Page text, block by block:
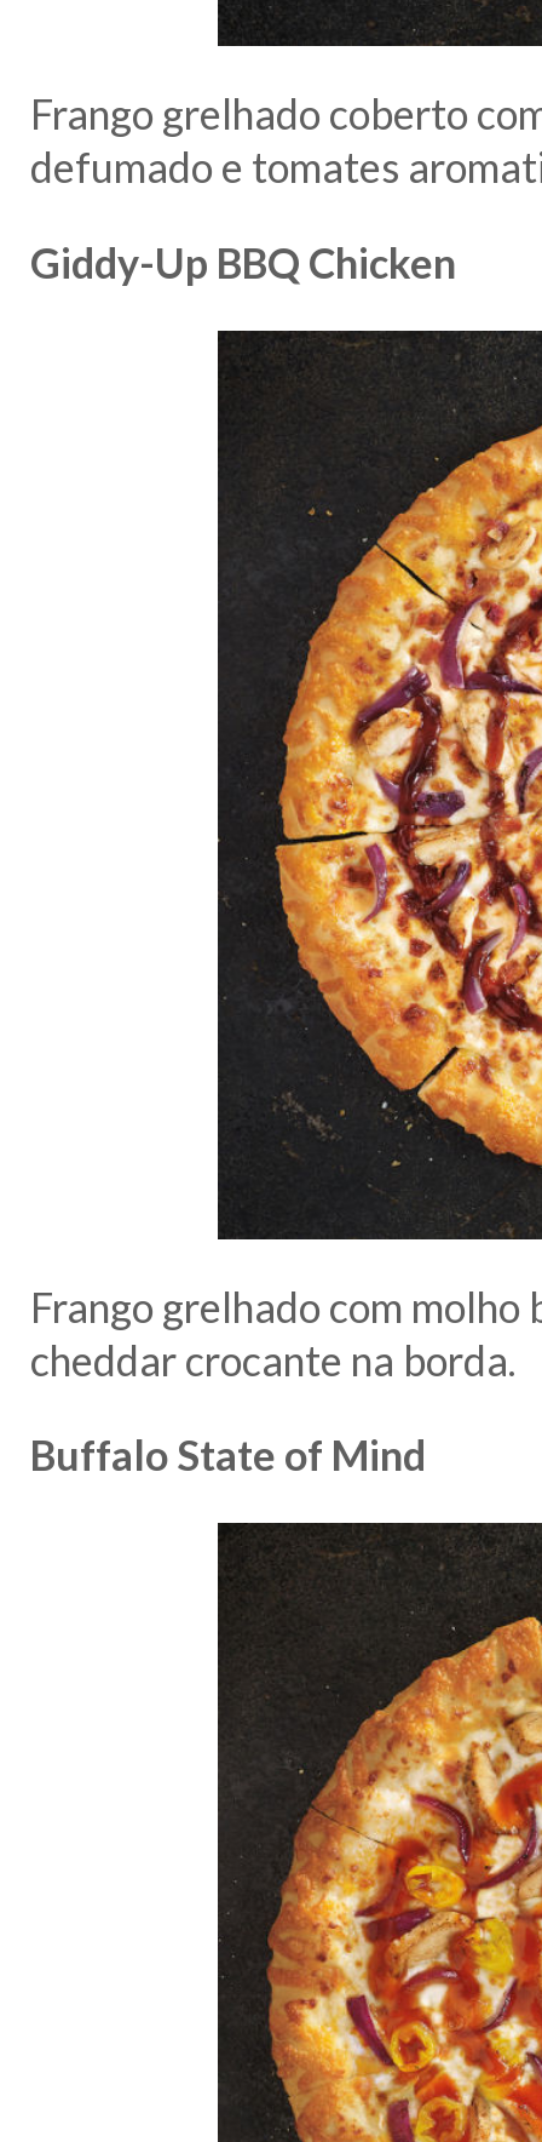
Frango grelhado coberto
defumado e tomates
Giddy-Up BBQ Chicken
Frango grelhado com
cheddar crocante na borda.
Buffalo State of Mind